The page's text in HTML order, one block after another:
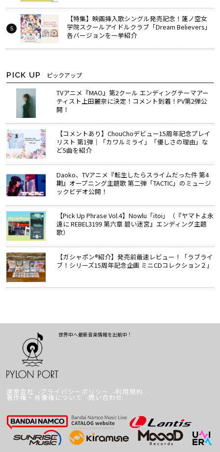
【特集】映画挿入歌シングル発売記念！蓮ノ空女
学院スクールアイドルクラブ「Dream Believers」
各バージョンを一挙紹介
PICK UP ピックアップ
TVアニメ『MAO』第2クール エンディングテーマアー
ティスト上田麗奈に決定！コメント到着！PV第2弾公
開！
【コメントあり】ChouChoデビュー15周年記念プレイ
リスト 第1弾｜「カワルミライ」「優しさの理由」な
ど5曲を紹介
Daoko、TVアニメ『転生したらスライムだった件 第4
期』オープニング主題歌 第二弾「TACTIC」のミュージ
ックビデオ公開！
【Pick Up Phrase Vol.4】Nowlu「itoi」（『ヤマトよ永
遠に REBEL3199 第六章 碧い迷宮』エンディング主題
歌）
【ガシャポン®紹介】発売前最速レビュー！「ラブライ
ブ！シリーズ15周年記念企画 ミニCDコレクション２」
世界中へ最新音楽情報を出航中！
運営会社 プライバシーポリシー 利用規約
著作権・肖像権について 問い合わせ